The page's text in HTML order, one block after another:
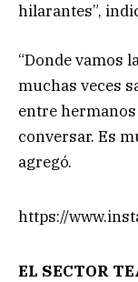
hilarantes”,
“Donde vamos
muchas veces
entre
conversar. Es
agregó.
https://
EL SECTOR